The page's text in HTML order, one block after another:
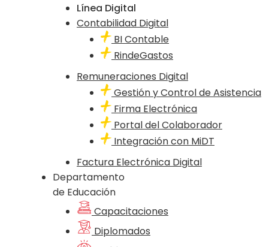
Línea Digital
Contabilidad Digital
BI Contable
RindeGastos
Remuneraciones Digital
Gestión y Control de Asistencia
Firma Electrónica
Portal del Colaborador
Integración con MiDT
Factura Electrónica Digital
Departamento
de Educación
Capacitaciones
Diplomados